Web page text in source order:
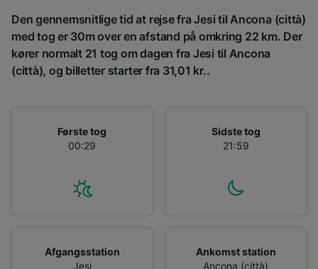
Den gennemsnitlige tid at rejse fra Jesi til Ancona (città)
med tog er 30m over en afstand på omkring 22 km. Der
kører normalt 21 tog om dagen fra Jesi til Ancona
(città), og billetter starter fra 31,01 kr..
Første tog
00:29
Sidste tog
21:59
Afgangsstation
Jesi
Ankomst station
Ancona (città)
placeringsoplysninger. Aktivt scanne
enhedskarakteristika til identifikation.
Opbevare og/eller tilgå oplysninger på en
enhed. Tilpasset annoncering og indhold,
annoncerings- og indholdsmåling,
tjenester.
Liste over partnere (leverandører)